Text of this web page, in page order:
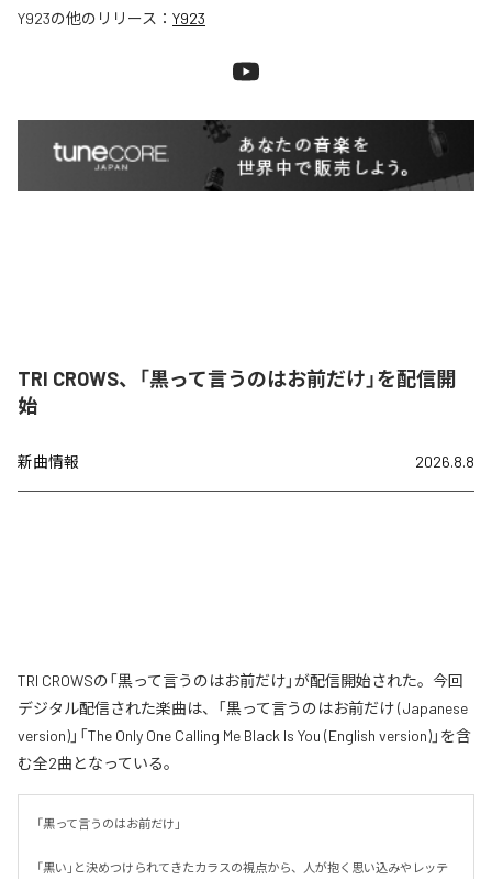
Y923の他のリリース： Y923
TRI CROWS、「黒って言うのはお前だけ」を配信開
始
新曲情報 2026.8.8
TRI CROWSの「黒って言うのはお前だけ」が配信開始された。今回
デジタル配信された楽曲は、「黒って言うのはお前だけ (Japanese
version)」「The Only One Calling Me Black Is You (English version)」を含
む全2曲となっている。
「黒って言うのはお前だけ」
「黒い」と決めつけられてきたカラスの視点から、人が抱く思い込みやレッテ